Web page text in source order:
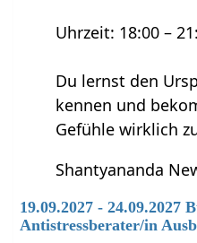
Uhrzeit: 18:00 –
Du lernst den
kennen und
Gefühle wirklich
Shantyananda
19.09.2027 - 24.09.2027
Antistressberater/in